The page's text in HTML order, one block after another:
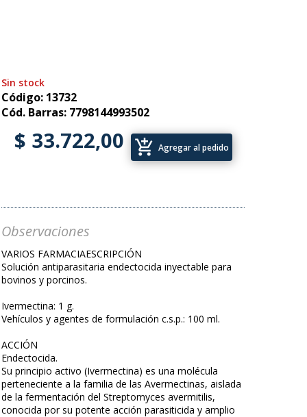
Sin stock
Código: 13732
Cód. Barras: 7798144993502
$ 33.722,00 add_shopping_cart Agregar al pedido
Observaciones
VARIOS FARMACIAESCRIPCIÓN
Solución antiparasitaria endectocida inyectable para
bovinos y porcinos.
Ivermectina: 1 g.
Vehículos y agentes de formulación c.s.p.: 100 ml.
ACCIÓN
Endectocida.
Su principio activo (Ivermectina) es una molécula
perteneciente a la familia de las Avermectinas, aislada
de la fermentación del Streptomyces avermitilis,
conocida por su potente acción parasiticida y amplio